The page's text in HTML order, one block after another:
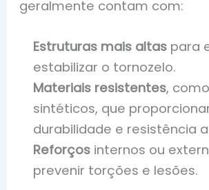
geralmente contam com:
Estruturas mais altas para
estabilizar o tornozelo.
Materiais resistentes,
sintéticos, que
durabilidade e resistência
Reforços internos ou
prevenir torções e lesões.